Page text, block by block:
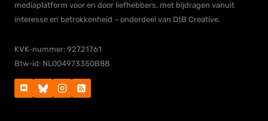
mediaplatform voor en door liefhebbers, met bijdragen vanuit
interesse en betrokkenheid – onderdeel van DtB Creative.
KVK-nummer: 92721761
Btw-id: NL004973350B88